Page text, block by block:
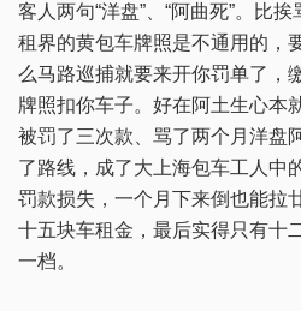
客人两句“洋盘”、“阿曲死”。比
租界的黄包车牌照是不通用的，
么马路巡捕就要来开你罚单了，
牌照扣你车子。好在阿土生心本
被罚了三次款、骂了两个月洋盘
了路线，成了大上海包车工人中
罚款损失，一个月下来倒也能拉
十五块车租金，最后实得只有十
一档。